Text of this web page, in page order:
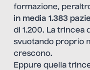
formazione,
in media 1.383
di 1.200. La trincea
svuotando proprio
crescono.
Eppure quella